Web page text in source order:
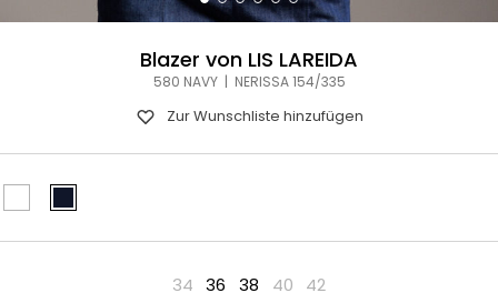
Blazer von LIS LAREIDA
580 NAVY | NERISSA 154/335
Zur Wunschliste hinzufügen
34 36 38 40 42